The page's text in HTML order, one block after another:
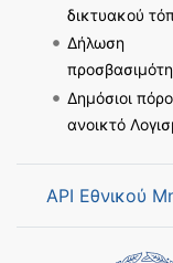
δικτυακού
Δήλωση
Δημόσιοι
ανοικτό
API Εθνικού